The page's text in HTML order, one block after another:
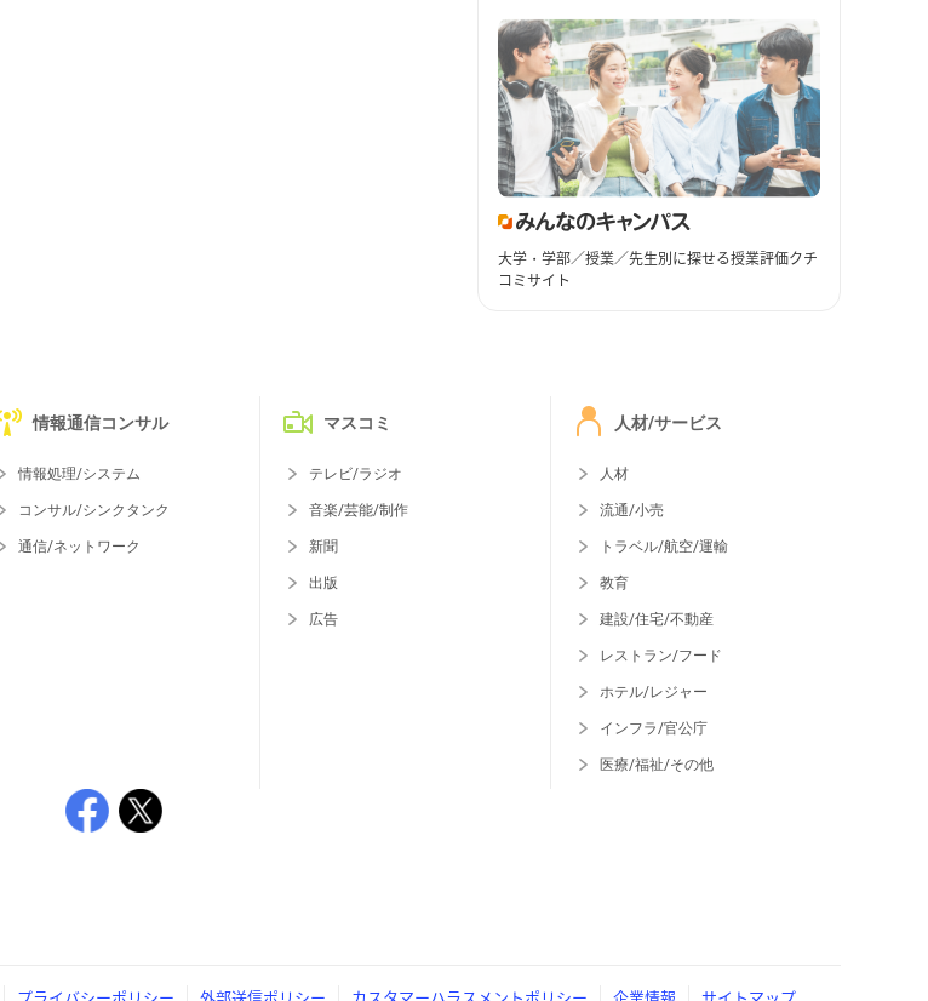
大学・学部／授業／先生別に探せる授業評価クチ
コミサイト
情報通信コンサル
情報処理/システム
コンサル/シンクタンク
通信/ネットワーク
マスコミ
テレビ/ラジオ
音楽/芸能/制作
新聞
出版
広告
人材/サービス
人材
流通/小売
トラベル/航空/運輸
教育
建設/住宅/不動産
レストラン/フード
ホテル/レジャー
インフラ/官公庁
医療/福祉/その他